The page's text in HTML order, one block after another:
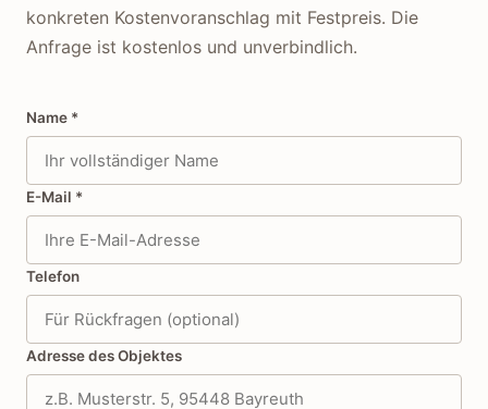
konkreten Kostenvoranschlag mit Festpreis. Die
Anfrage ist kostenlos und unverbindlich.
Name *
E-Mail *
Telefon
Adresse des Objektes